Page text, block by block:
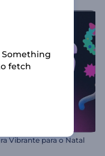
Vibrante para o Natal
Something
fetch